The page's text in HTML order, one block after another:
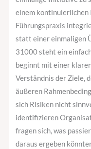
einem kontinuierlichen
Führungspraxis
statt einer einmaligen
31000 steht ein
beginnt mit einer
Verständnis der Ziele,
äußeren
sich Risiken nicht
identifizieren
fragen sich, was
daraus ergeben